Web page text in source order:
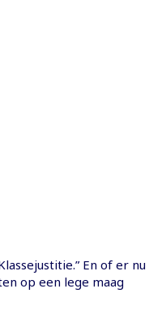
En of er nu
op een lege maag